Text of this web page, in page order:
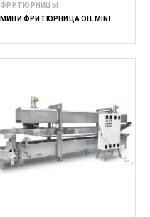
ФРИТЮРНИЦЫ
МИНИ ФРИТЮРНИЦА OIL MINI